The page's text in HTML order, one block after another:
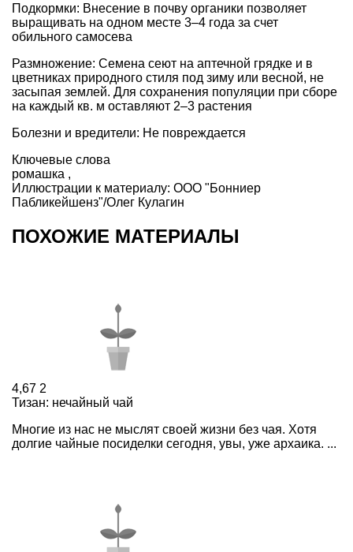
Подкормки: Внесение в почву органики позволяет
выращивать на одном месте 3–4 года за счет
обильного самосева
Размножение: Семена сеют на аптечной грядке и в
цветниках природного стиля под зиму или весной, не
засыпая землей. Для сохранения популяции при сборе
на каждый кв. м оставляют 2–3 растения
Болезни и вредители: Не повреждается
Ключевые слова
ромашка ,
Иллюстрации к материалу: ООО "Бонниер
Пабликейшенз"/Олег Кулагин
ПОХОЖИЕ МАТЕРИАЛЫ
4,67 2
Тизан: нечайный чай
Многие из нас не мыслят своей жизни без чая. Хотя
долгие чайные посиделки сегодня, увы, уже архаика. ...